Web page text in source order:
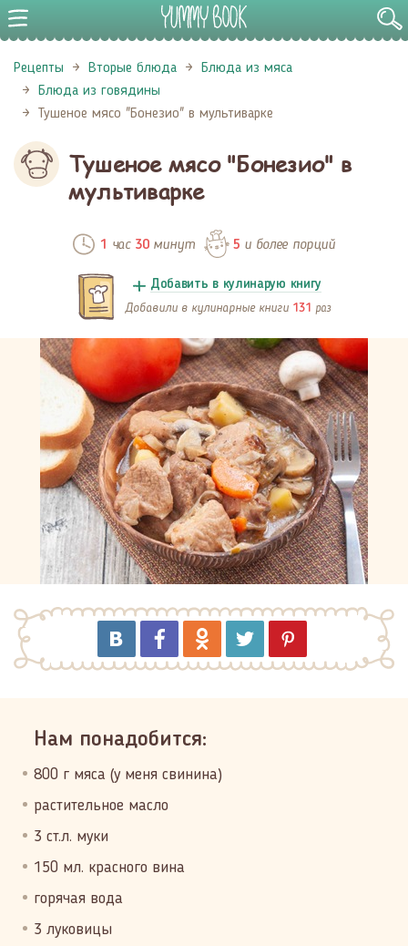
Рецепты Вторые блюда
Блюда из мяса
Блюда из говядины
Тушеное мясо "Бонезио" в мультиварке
Тушеное мясо "Бонезио" в
мультиварке
1 час 30минут 5 и более порций
Добавить в кулинарую книгу
Добавили в кулинарные книги 131 раз
Нам понадобится:
800 г мяса (у меня свинина)
растительное масло
3 ст.л. муки
150 мл. красного вина
горячая вода
3 луковицы